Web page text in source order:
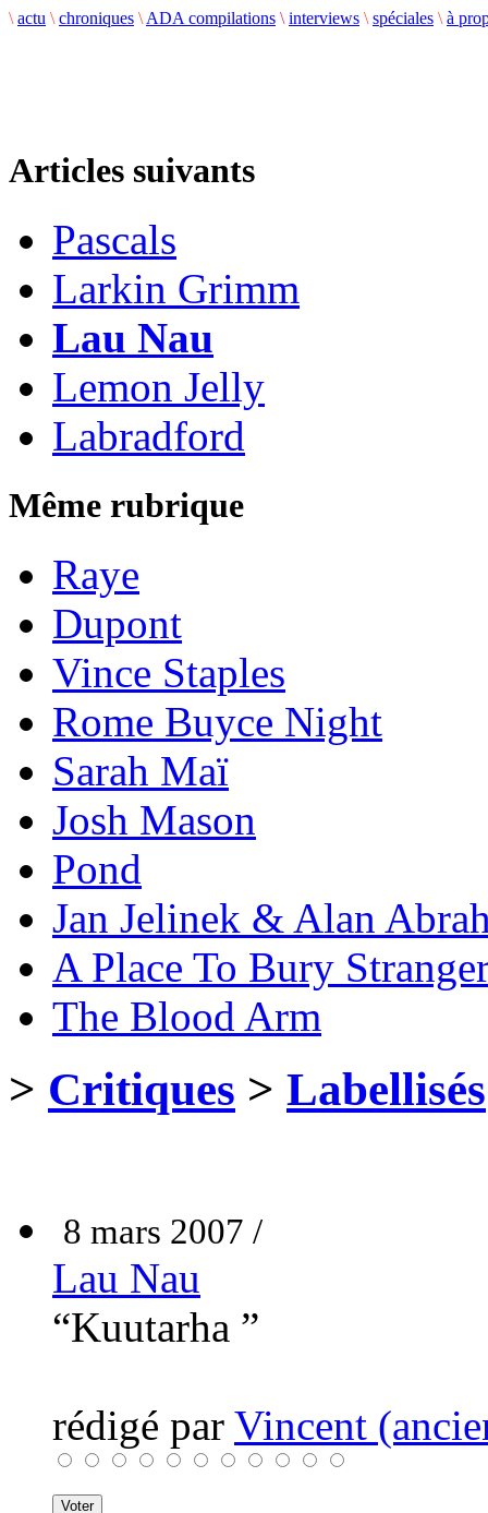
\ actu \ chroniques \ ADA compilations \ interviews \ spéciales \ à
Articles suivants
Pascals
Larkin Grimm
Lau Nau
Lemon Jelly
Labradford
Même rubrique
Raye
Dupont
Vince Staples
Rome Buyce Night
Sarah Maï
Josh Mason
Pond
Jan Jelinek & Alan
A Place To Bury
The Blood Arm
> Critiques > Labellisés
8 mars 2007 /
Lau Nau
“Kuutarha ”
rédigé par Vincent